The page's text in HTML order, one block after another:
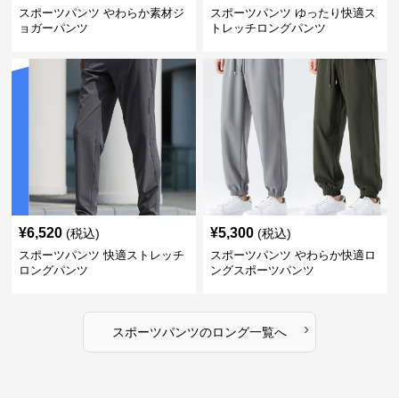
スポーツパンツ やわらか素材ジ
ョガーパンツ
スポーツパンツ ゆったり快適ス
トレッチロングパンツ
¥6,520 (税込)
スポーツパンツ 快適ストレッチ
ロングパンツ
¥5,300 (税込)
スポーツパンツ やわらか快適ロ
ングスポーツパンツ
スポーツパンツのロング一覧へ ›